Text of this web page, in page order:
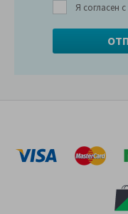
Я согласен с